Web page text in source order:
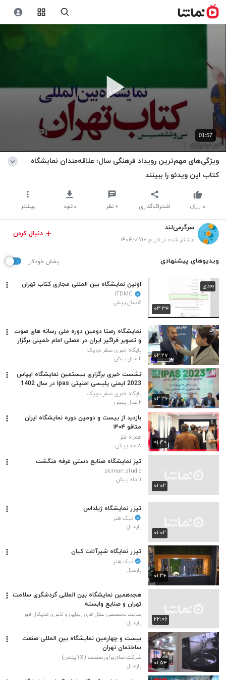
01:57
ویژگی‌های مهم‌ترین رویداد فرهنگی سال؛ علاقه‌مندان نمایشگاه
کتاب این ویدئو را ببینند
اشتراک‌گذاری ۰ نظر دانلود بیشتر ۰ لایک
سرگرمی‌لند
منتشر شده در تاریخ ۱۴۰۴/۰۲/۱۷
دنبال کردن
ویدیوهای پیشنهادی پخش خودکار
۰۳:۳۴
بعدی اولین نمایشگاه بین المللی مجازی کتاب تهران
ITDMC
۵ سال پیش
۰۲:۲۷
نمایشگاه رصتا دومین دوره ملی رسانه های صوت
و تصویر فراگیر ایران در مصلی امام خمینی برگزار
شد
پایگاه خبری صفر دو یک
۲ سال پیش
۰۲:۳۶
نشست خبری برگزاری بیستمین نمایشگاه ایپاس
2023 ایمنی پلیسی امنیتی ipas در سال 1402
پایگاه خبری صفر دو یک
۲ سال پیش
۰۱:۴۰
بازدید از بیست و دومین دوره نمایشگاه ایران
متافو ۱۴۰۴
همراه فلز
۸ ماه پیش
۰۱:۰۲
تیز نمایشگاه صنایع دستی غرفه منگشت
picman.studio
۱۱ ماه پیش
۰۱:۰۲
تیزر نمایشگاه ژیلداس
نیک هنر
پارسال
۰۱:۳۶
تیزر نمایگاه شیرآلات کیان
نیک هنر
پارسال
۲۲:۰۶
هجدهمین نمایشگاه بین المللی گردشگری سلامت
تهران و صنایع وابسته
سایت تخصصی عمل های زیبایی و لاغری مدیکال فور
توریست
پارسال
۰۱:۵۴
بیست و چهارمین نمایشگاه بین المللی صنعت
ساختمان تهران
شرکت سام یراق صنعت ( 3آ پلاس)
پارسال